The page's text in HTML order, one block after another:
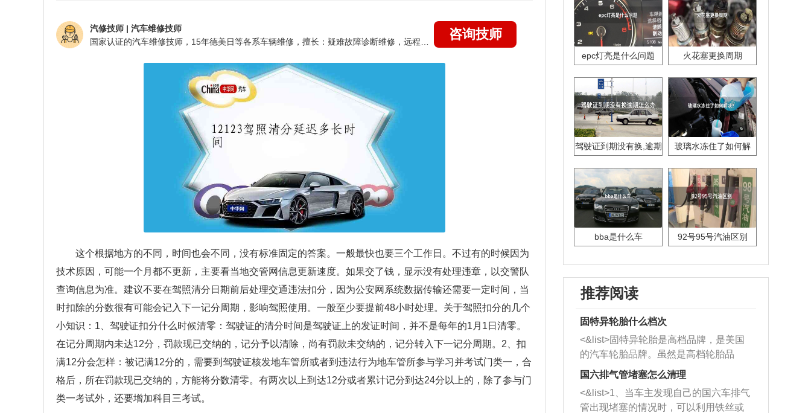
汽修技师 | 汽车维修技师
咨询技师
这个根据地方的不同，时间也会不同，没有标准固定的答案。一般最快也要三个工作日。不过有的时候因为
技术原因，可能一个月都不更新，主要看当地交管网信息更新速度。如果交了钱，显示没有处理违章，以交警队
查询信息为准。建议不要在驾照清分日期前后处理交通违法扣分，因为公安网系统数据传输还需要一定时间，当
时扣除的分数很有可能会记入下一记分周期，影响驾照使用。一般至少要提前48小时处理。关于驾照扣分的几个
小知识：1、驾驶证扣分什么时候清零：驾驶证的清分时间是驾驶证上的发证时间，并不是每年的1月1日清零。
在记分周期内未达12分，罚款现已交纳的，记分予以清除，尚有罚款未交纳的，记分转入下一记分周期。2、扣
满12分会怎样：被记满12分的，需要到驾驶证核发地车管所或者到违法行为地车管所参与学习并考试门类一，合
格后，所在罚款现已交纳的，方能将分数清零。有两次以上到达12分或者累计记分到达24分以上的，除了参与门
类一考试外，还要增加科目三考试。
epc灯亮是什么问题 火花塞更换周期
驾驶证到期没有换,逾期
玻璃水冻住了如何解
bba是什么车 92号95号汽油区别
推荐阅读
固特异轮胎什么档次
<&list>固特异轮胎是高档品牌，是美国
的汽车轮胎品牌。虽然是高档轮胎品
牌，但是中高低端的轮胎都有生产，这
也是为了更好的开拓市场。
国六排气管堵塞怎么清理
<&list>1、当车主发现自己的国六车排气
管出现堵塞的情况时，可以利用铁丝或